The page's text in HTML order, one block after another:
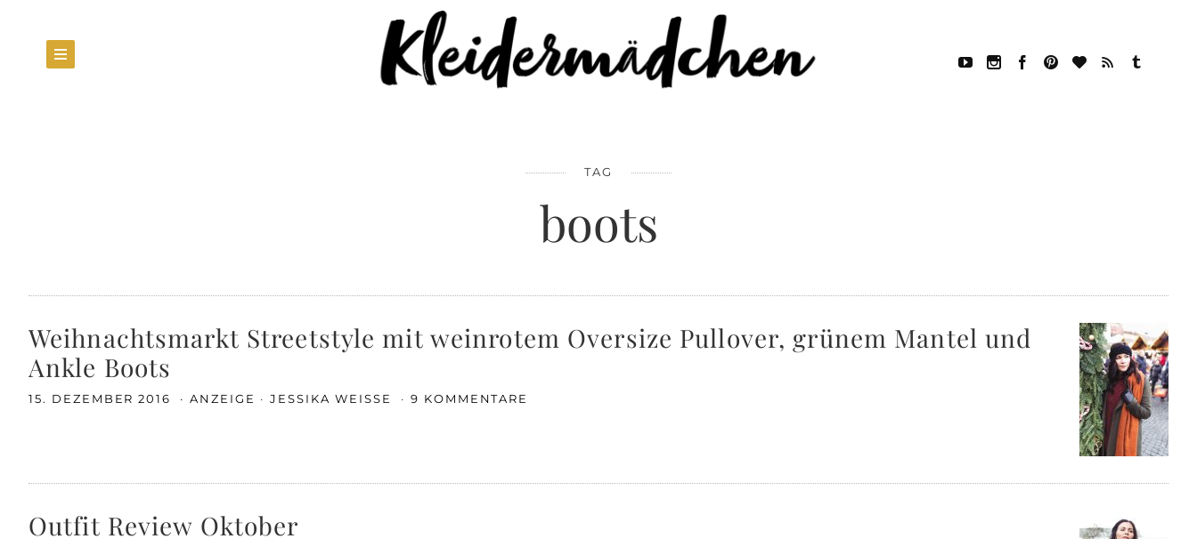
TAG
boots
Weihnachtsmarkt Streetstyle mit weinrotem Oversize Pullover, grünem Mantel und
Ankle Boots
15. DEZEMBER 2016 ANZEIGE JESSIKA WEISSE 9 KOMMENTARE
Outfit Review Oktober